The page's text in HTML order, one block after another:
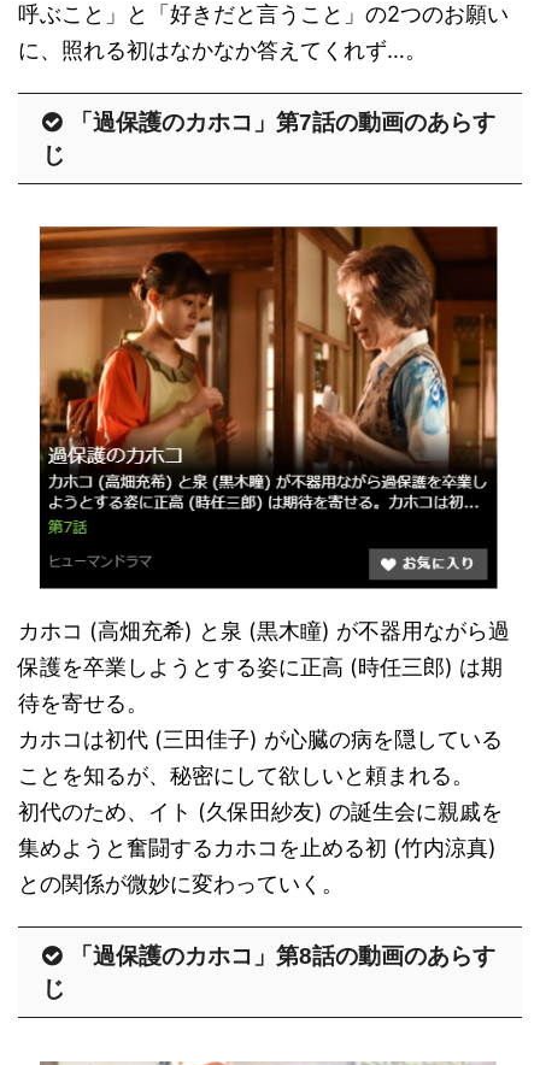
呼ぶこと」と「好きだと言うこと」の2つのお願い
に、照れる初はなかなか答えてくれず…。
「過保護のカホコ」第7話の動画のあらす
じ
カホコ (高畑充希) と泉 (黒木瞳) が不器用ながら過
保護を卒業しようとする姿に正高 (時任三郎) は期
待を寄せる。
カホコは初代 (三田佳子) が心臓の病を隠している
ことを知るが、秘密にして欲しいと頼まれる。
初代のため、イト (久保田紗友) の誕生会に親戚を
集めようと奮闘するカホコを止める初 (竹内涼真)
との関係が微妙に変わっていく。
「過保護のカホコ」第8話の動画のあらす
じ